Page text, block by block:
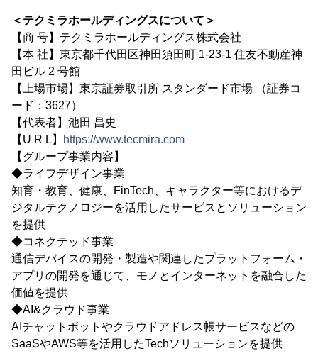
＜テクミラホールディングスについて＞
【商 号】テクミラホールディングス株式会社
【本 社】東京都千代田区神田須田町 1-23-1 住友不動産神
田ビル 2 号館
【上場市場】東京証券取引所 スタンダード市場 （証券コ
ード：3627）
【代表者】池田 昌史
【U R L】
https://www.tecmira.com
【グループ事業内容】
◆ライフデザイン事業
知育・教育、健康、FinTech、キャラクター等におけるデ
ジタルテクノロジーを活用したサービスとソリューション
を提供
◆コネクテッド事業
通信デバイスの開発・製造や関連したプラットフォーム・
アプリの開発を通じて、モノとインターネットを融合した
価値を提供
◆AI&クラウド事業
AIチャットボットやクラウドアドレス帳サービスなどの
SaaSやAWS等を活用したTechソリューションを提供